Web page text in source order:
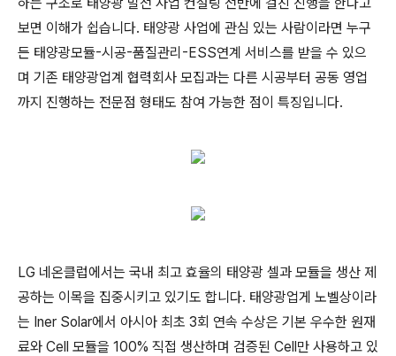
보면 이해가 쉽습니다. 태양광 사업에 관심 있는 사람이라면 누구
든 태양광모듈-시공-품질관리-ESS연계 서비스를 받을 수 있으
며 기존 태양광업계 협력회사 모집과는 다른 시공부터 공동 영업
까지 진행하는 전문점 형태도 참여 가능한 점이 특징입니다.
LG 네온클럽에서는 국내 최고 효율의 태양광 셀과 모듈을 생산 제
공하는 이목을 집중시키고 있기도 합니다. 태양광업게 노벨상이라
는 Iner Solar에서 아시아 최초 3회 연속 수상은 기본 우수한 원재
료와 Cell 모듈을 100% 직접 생산하며 검증된 Cell만 사용하고 있